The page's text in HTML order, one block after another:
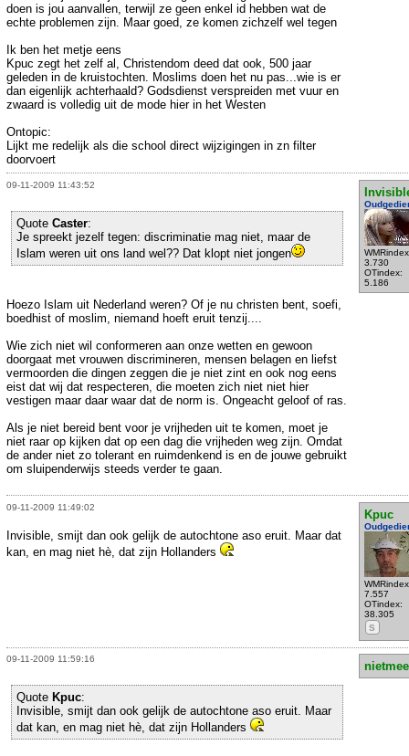
doen is jou aanvallen, terwijl ze geen enkel id hebben wat de
echte problemen zijn. Maar goed, ze komen zichzelf wel tegen
Ik ben het metje eens
Kpuc zegt het zelf al, Christendom deed dat ook, 500 jaar
geleden in de kruistochten. Moslims doen het nu pas...wie is er
dan eigenlijk achterhaald? Godsdienst verspreiden met vuur en
zwaard is volledig uit de mode hier in het Westen
Ontopic:
Lijkt me redelijk als die school direct wijzigingen in zn filter
doorvoert
09-11-2009 11:43:52
3.730
OTindex:
5.186
Quote Caster:
Je spreekt jezelf tegen: discriminatie mag niet, maar de
Islam weren uit ons land wel?? Dat klopt niet jongen
Hoezo Islam uit Nederland weren? Of je nu christen bent, soefi,
boedhist of moslim, niemand hoeft eruit tenzij....
Wie zich niet wil conformeren aan onze wetten en gewoon
doorgaat met vrouwen discrimineren, mensen belagen en liefst
vermoorden die dingen zeggen die je niet zint en ook nog eens
eist dat wij dat respecteren, die moeten zich niet niet hier
vestigen maar daar waar dat de norm is. Ongeacht geloof of ras.
Als je niet bereid bent voor je vrijheden uit te komen, moet je
niet raar op kijken dat op een dag die vrijheden weg zijn. Omdat
de ander niet zo tolerant en ruimdenkend is en de jouwe gebruikt
om sluipenderwijs steeds verder te gaan.
09-11-2009 11:49:02
Kpuc
7.557
OTindex:
38.305
S
Invisible, smijt dan ook gelijk de autochtone aso eruit. Maar dat
kan, en mag niet hè, dat zijn Hollanders
09-11-2009 11:59:16
Quote Kpuc:
Invisible, smijt dan ook gelijk de autochtone aso eruit. Maar
dat kan, en mag niet hè, dat zijn Hollanders